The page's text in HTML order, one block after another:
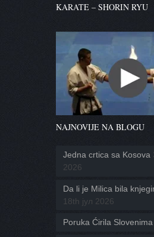
KARATE – SHORIN RYU
NAJNOVIJE NA BLOGU
Jedna crtica sa Kosova
2026
Da li je Milica bila
18th јул 2026
Poruka Ćirila Slovenima